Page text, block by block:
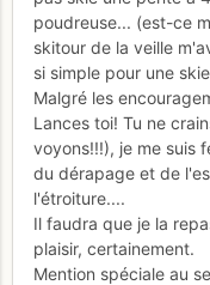
poudreuse... (est-ce
skitour de la veille
si simple pour une
Malgré les
Lances toi! Tu ne
voyons!!!), je me suis
du dérapage et de
l'étroiture....
Il faudra que je la
plaisir, certainement.
Mention spéciale au